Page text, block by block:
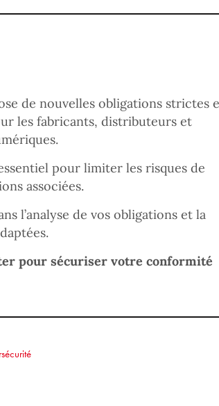
de nouvelles obligations strictes
les fabricants, distributeurs et
pour limiter les risques de
associées.
l’analyse de vos obligations et la
pour sécuriser votre conformité